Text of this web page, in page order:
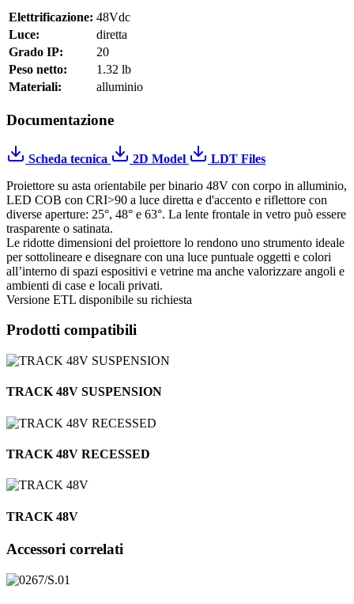
Elettrificazione: 48Vdc
Luce:
diretta
Grado IP:
20
Peso netto:
1.32 lb
Materiali:
alluminio
Documentazione
Scheda tecnica 2D Model
LDT Files
Proiettore su asta orientabile per binario 48V con corpo in alluminio,
LED COB con CRI>90 a luce diretta e d'accento e riflettore con
diverse aperture: 25°, 48° e 63°. La lente frontale in vetro può essere
trasparente o satinata.
Le ridotte dimensioni del proiettore lo rendono uno strumento ideale
per sottolineare e disegnare con una luce puntuale oggetti e colori
all’interno di spazi espositivi e vetrine ma anche valorizzare angoli e
ambienti di case e locali privati.
Versione ETL disponibile su richiesta
Prodotti compatibili
TRACK 48V SUSPENSION
TRACK 48V RECESSED
TRACK 48V
Accessori correlati